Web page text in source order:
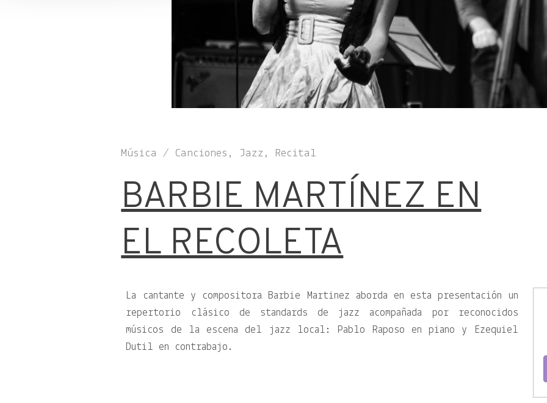
Música / Canciones, Jazz, Recital
BARBIE MARTÍNEZ EN
EL RECOLETA
La cantante y compositora Barbie Martinez aborda en esta presentación un
repertorio clásico de standards de jazz acompañada por reconocidos
músicos de la escena del jazz local: Pablo Raposo en piano y Ezequiel
Dutil en contrabajo.